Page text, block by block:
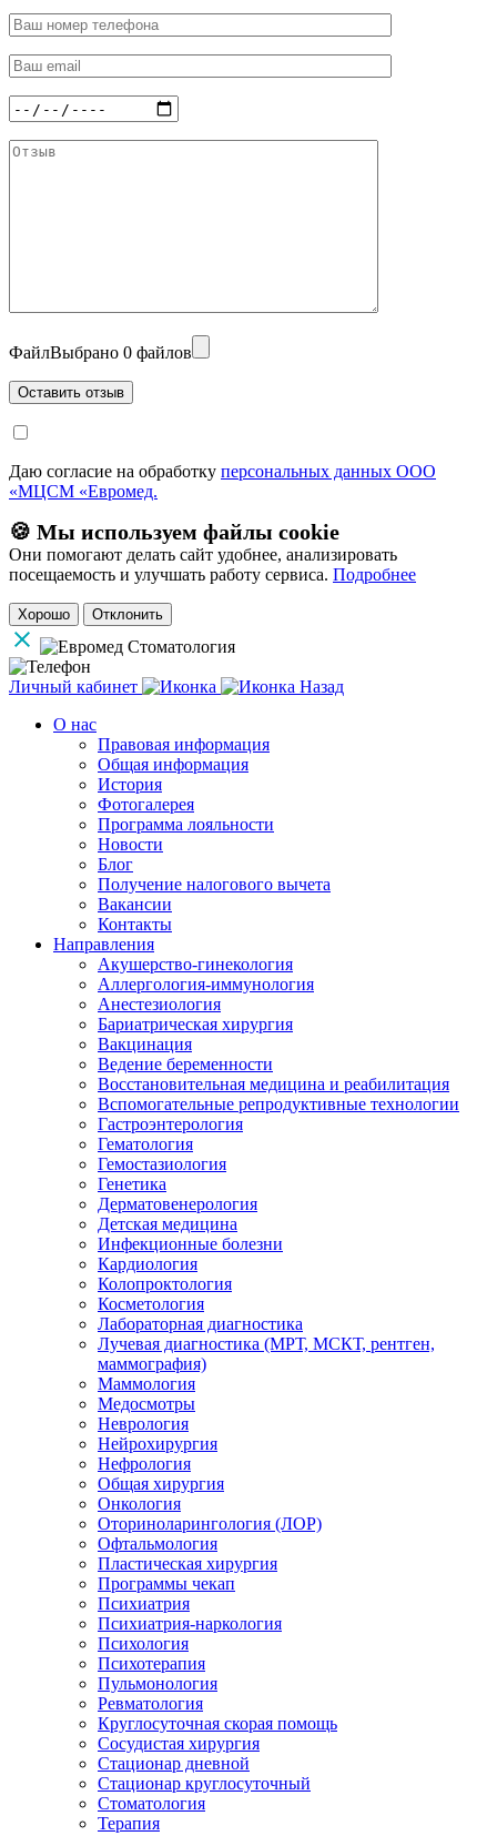
ФайлВыбрано 0 файлов
Даю согласие на обработку персональных данных ООО
«МЦСМ «Евромед.
🍪 Мы используем файлы cookie
Они помогают делать сайт удобнее, анализировать
посещаемость и улучшать работу сервиса. Подробнее
Хорошо Отклонить
Личный кабинет
Назад
О нас
Правовая информация
Общая информация
История
Фотогалерея
Программа лояльности
Новости
Блог
Получение налогового вычета
Вакансии
Контакты
Направления
Акушерство-гинекология
Аллергология-иммунология
Анестезиология
Бариатрическая хирургия
Вакцинация
Ведение беременности
Восстановительная медицина и реабилитация
Вспомогательные репродуктивные технологии
Гастроэнтерология
Гематология
Гемостазиология
Генетика
Дерматовенерология
Детская медицина
Инфекционные болезни
Кардиология
Колопроктология
Косметология
Лабораторная диагностика
Лучевая диагностика (МРТ, МСКТ, рентген,
маммография)
Маммология
Медосмотры
Неврология
Нейрохирургия
Нефрология
Общая хирургия
Онкология
Оториноларингология (ЛОР)
Офтальмология
Пластическая хирургия
Программы чекап
Психиатрия
Психиатрия-наркология
Психология
Психотерапия
Пульмонология
Ревматология
Круглосуточная скорая помощь
Сосудистая хирургия
Стационар дневной
Стационар круглосуточный
Стоматология
Терапия